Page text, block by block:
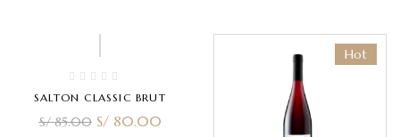
SALTON CLASSIC BRUT
S/85.00 S/80.00
Hot